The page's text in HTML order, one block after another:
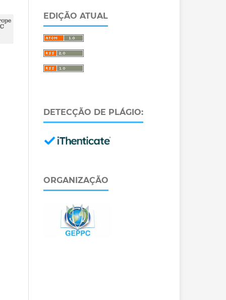
EDIÇÃO ATUAL
DETECÇÃO DE PLÁGIO:
ORGANIZAÇÃO